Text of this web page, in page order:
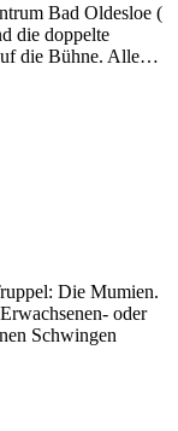
Bad Oldesloe (
die doppelte
die Bühne. Alle…
Die Mumien.
oder
Schwingen